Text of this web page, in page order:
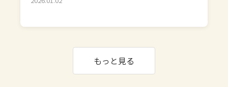
もっと見る